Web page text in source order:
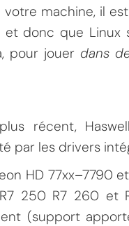
votre machine, il
donc que Linux
pour jouer dans
récent,
par les drivers
HD 77xx–7790
250 R7 260 et
(support